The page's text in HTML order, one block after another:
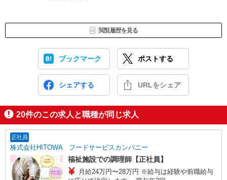
閲覧履歴を見る
ブックマーク ポストする
シェアする URLをシェア
20件のこの求人と職種が同じ求人
正社員
株式会社HITOWA フードサービスカンパニー
福祉施設での調理師【正社員】
月給24万円〜28万円 ※給与は経験や前職給与